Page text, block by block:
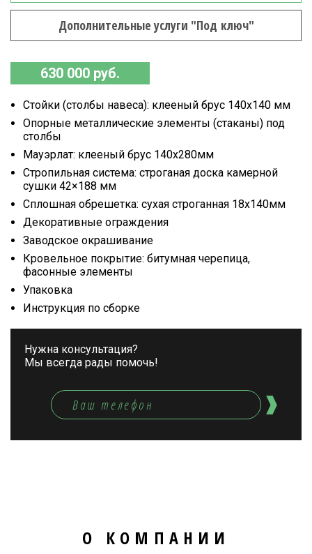
Дополнительные услуги "Под ключ"
630 000 руб.
Стойки (столбы навеса): клееный брус 140х140 мм
Опорные металлические элементы (стаканы) под
столбы
Мауэрлат: клееный брус 140х280мм
Стропильная система: строганая доска камерной
сушки 42×188 мм
Сплошная обрешетка: сухая строганная 18х140мм
Декоративные ограждения
Заводское окрашивание
Кровельное покрытие: битумная черепица,
фасонные элементы
Упаковка
Инструкция по сборке
Нужна консультация?
Мы всегда рады помочь!
О КОМПАНИИ